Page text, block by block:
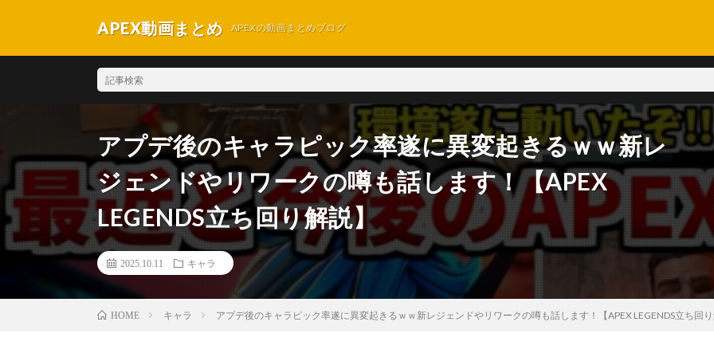
APEX動画まとめ APEXの動画まとめブログ
アプデ後のキャラピック率遂に異変起きるｗｗ新レ
ジェンドやリワークの噂も話します！【APEX
LEGENDS立ち回り解説】
2025.10.11 キャラ
HOME キャラ アプデ後のキャラピック率遂に異変起きるｗｗ新レジェンドやリワークの噂も話します！【APEX LEGENDS立ち回